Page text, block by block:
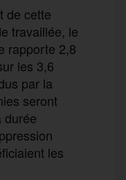
de cette
travaillée, le
rapporte 2,8
les 3,6
par la
seront
durée
les